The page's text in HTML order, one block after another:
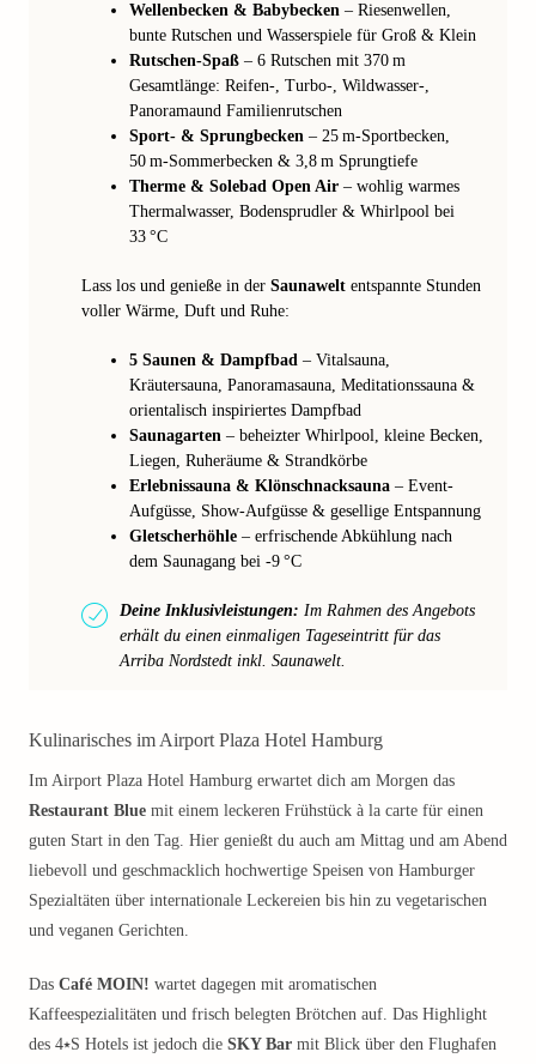
Wellenbecken & Babybecken – Riesenwellen,
bunte Rutschen und Wasserspiele für Groß & Klein
Rutschen-Spaß – 6 Rutschen mit 370 m
Gesamtlänge: Reifen-, Turbo-, Wildwasser-,
Panoramaund Familienrutschen
Sport- & Sprungbecken – 25 m-Sportbecken,
50 m-Sommerbecken & 3,8 m Sprungtiefe
Therme & Solebad Open Air – wohlig warmes
Thermalwasser, Bodensprudler & Whirlpool bei
33 °C
Lass los und genieße in der Saunawelt entspannte Stunden
voller Wärme, Duft und Ruhe:
5 Saunen & Dampfbad – Vitalsauna,
Kräutersauna, Panoramasauna, Meditationssauna &
orientalisch inspiriertes Dampfbad
Saunagarten – beheizter Whirlpool, kleine Becken,
Liegen, Ruheräume & Strandkörbe
Erlebnissauna & Klönschnacksauna – Event-
Aufgüsse, Show-Aufgüsse & gesellige Entspannung
Gletscherhöhle – erfrischende Abkühlung nach
dem Saunagang bei -9 °C
Deine Inklusivleistungen: Im Rahmen des Angebots
erhält du einen einmaligen Tageseintritt für das
Arriba Nordstedt inkl. Saunawelt.
Kulinarisches im Airport Plaza Hotel Hamburg
Im Airport Plaza Hotel Hamburg erwartet dich am Morgen das
Restaurant Blue mit einem leckeren Frühstück à la carte für einen
guten Start in den Tag. Hier genießt du auch am Mittag und am Abend
liebevoll und geschmacklich hochwertige Speisen von Hamburger
Spezialtäten über internationale Leckereien bis hin zu vegetarischen
und veganen Gerichten.
Das Café MOIN! wartet dagegen mit aromatischen
Kaffeespezialitäten und frisch belegten Brötchen auf. Das Highlight
des 4⭑S Hotels ist jedoch die SKY Bar mit Blick über den Flughafen